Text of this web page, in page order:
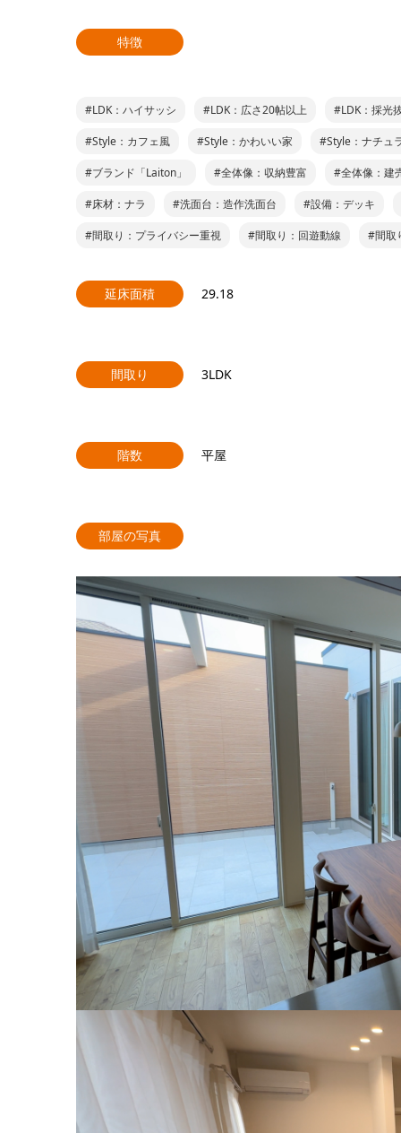
特徴
#LDK：ハイサッシ #LDK：広さ20帖以上 #LDK：採光
#Style：カフェ風 #Style：かわいい家 #Style：ナチュ
#ブランド「Laiton」 #全体像：収納豊富 #全体像：建
#床材：ナラ #洗面台：造作洗面台 #設備：デッキ
#間取り：プライバシー重視 #間取り：回遊動線 #間取
延床面積 29.18
間取り 3LDK
階数 平屋
部屋の写真